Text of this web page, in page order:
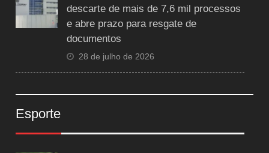
descarte de mais de 7,6 mil processos
e abre prazo para resgate de
documentos
28 de julho de 2026
Esporte